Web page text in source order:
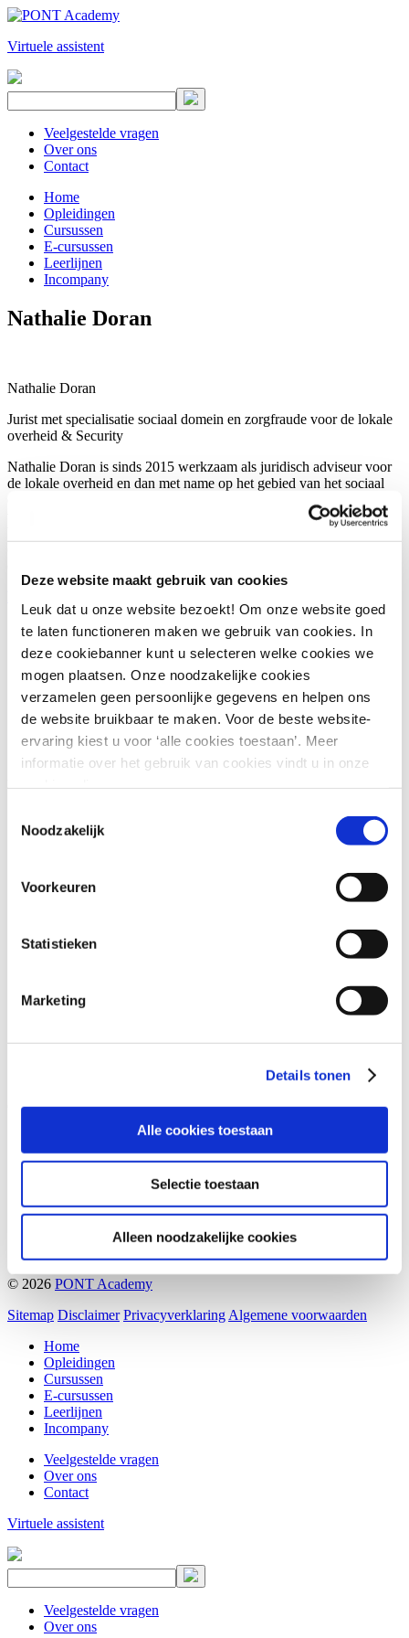
Deze website maakt gebruik van cookies
Leuk dat u onze website bezoekt! Om onze website goed
te laten functioneren maken we gebruik van cookies. In
deze cookiebanner kunt u selecteren welke cookies we
mogen plaatsen. Onze noodzakelijke cookies
verzamelen geen persoonlijke gegevens en helpen ons
de website bruikbaar te maken. Voor de beste website-
ervaring kiest u voor ‘alle cookies toestaan’. Meer
informatie over het gebruik van cookies vindt u in onze
Noodzakelijk
Voorkeuren
Statistieken
Marketing
Details tonen
Alle cookies toestaan
Selectie toestaan
Alleen noodzakelijke cookies
Virtuele assistent
Veelgestelde vragen
Over ons
Contact
Home
Opleidingen
Cursussen
E-cursussen
Leerlijnen
Incompany
Nathalie Doran
Nathalie Doran
Jurist met specialisatie sociaal domein en zorgfraude voor de lokale
overheid & Security
Nathalie Doran is sinds 2015 werkzaam als juridisch adviseur voor
de lokale overheid en dan met name op het gebied van het sociaal
verantwoordelijkheidsgevoel en een grote maatschappelijke
betrokkenheid. In haar werkwijze staat integriteit en kwaliteit
Vakgebieden
Digitalisering
Governance
Aanmelden, deelname en annuleren
Docent worden
Klachtenprocedure
Kwaliteit
Contact
020 8200 908
E-mail:academy@berghauserpont.nl.
1013 AP Amsterdam
(let op, dit isgeencursuslocatie)
BTW nr: NL8501.53.591.B01
KvK Amsterdam 51748878
© 2026 PONT Academy
Sitemap Disclaimer Privacyverklaring Algemene voorwaarden
Home
Opleidingen
Cursussen
E-cursussen
Leerlijnen
Incompany
Veelgestelde vragen
Over ons
Contact
Virtuele assistent
Veelgestelde vragen
Over ons